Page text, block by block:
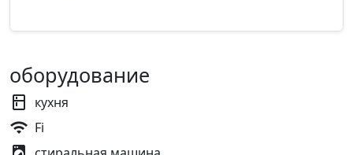
оборудование
кухня
Fi